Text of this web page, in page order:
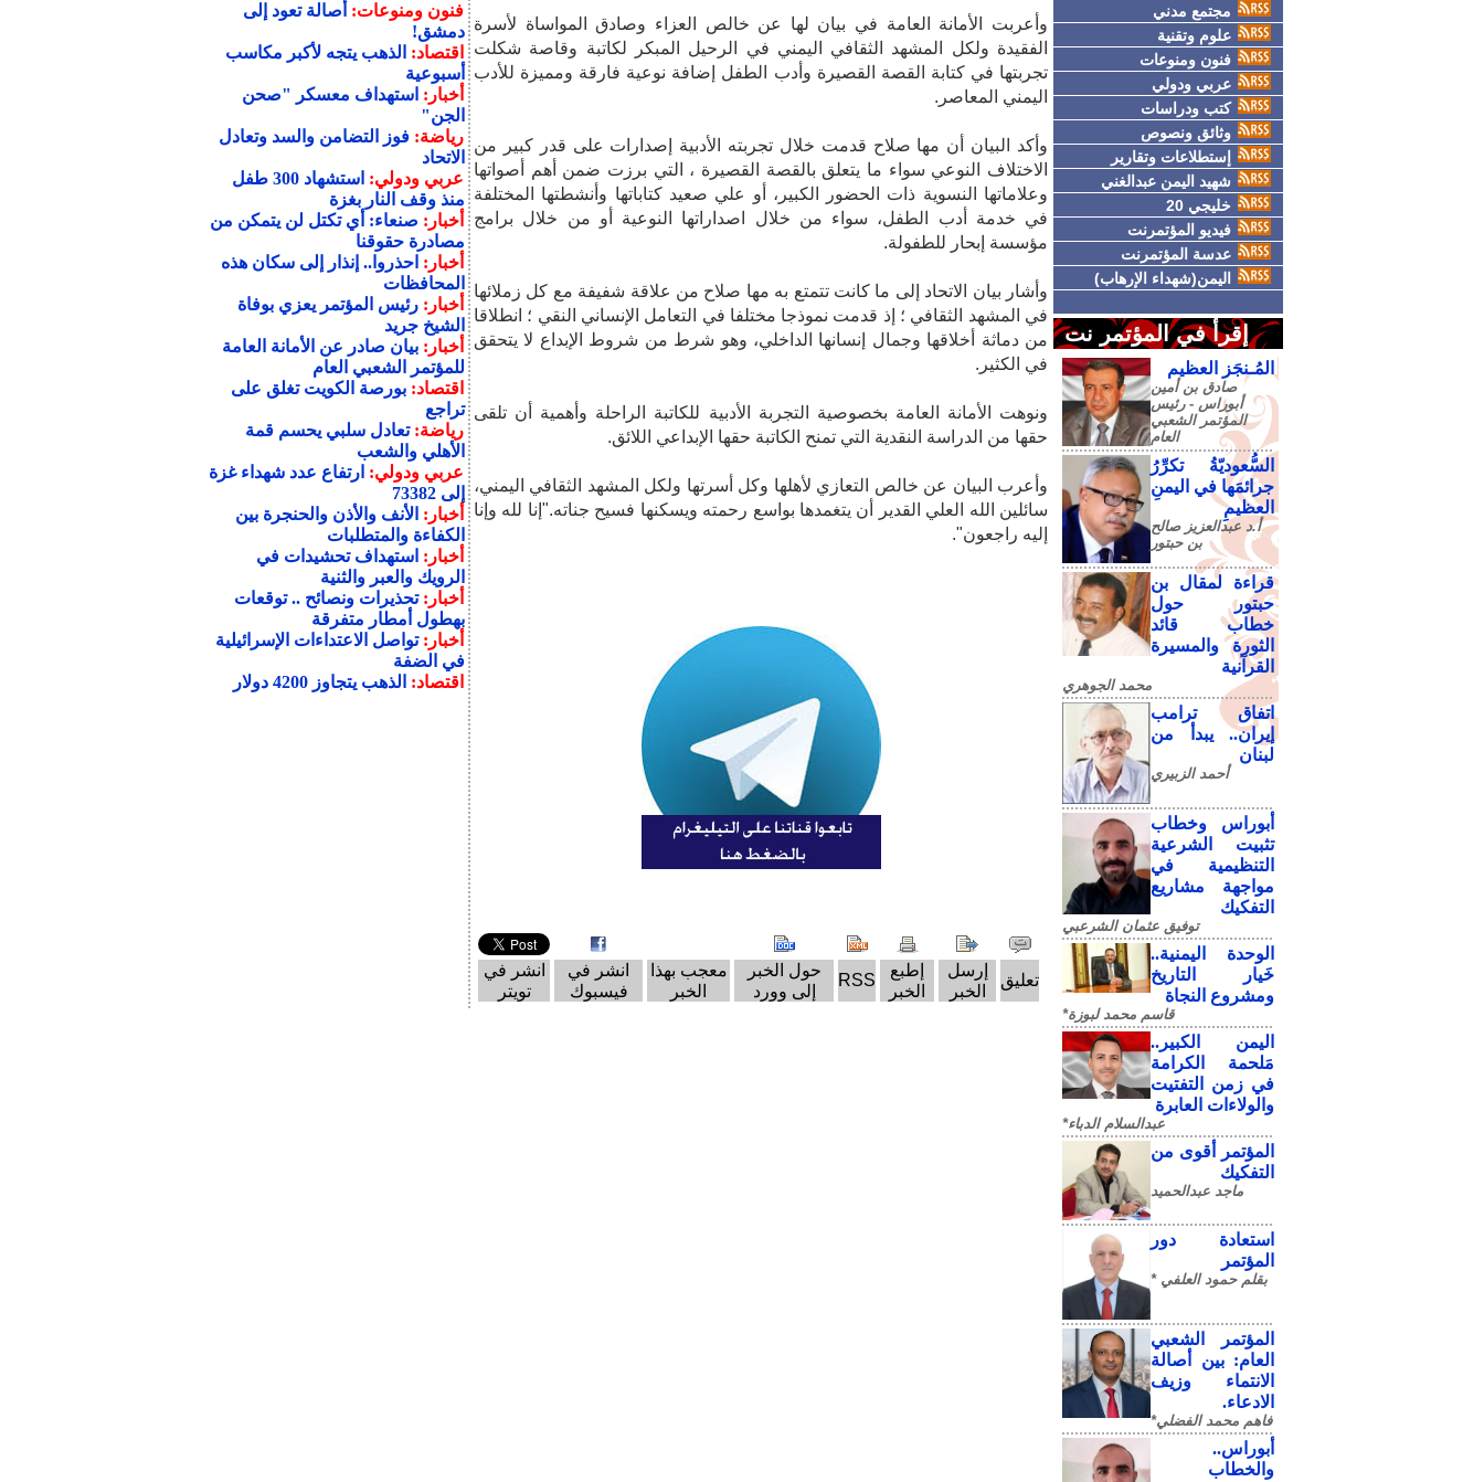
مجتمع مدني
علوم وتقنية
فنون ومنوعات
عربي ودولي
كتب ودراسات
وثائق ونصوص
إستطلاعات وتقارير
شهيد اليمن عبدالغني
خليجي 20
فيديو المؤتمرنت
عدسة المؤتمرنت
اليمن(شهداء الإرهاب)
إقرأ في المؤتمر نت
المُـنجَز العظيم
صادق‮ ‬بن‮ ‬أمين‮
‬أبوراس - رئيس‮
‬المؤتمر‮ ‬الشعبي‮
‬العام
السُّعوديّةُ تكرِّرُ
جرائمَها في اليمنِ
العظيمِ
أ.د عبدالعزيز صالح
بن حبتور
قراءة لمقال بن
حبتور حول
خطاب قائد
الثورة والمسيرة
القرآنية
محمد الجوهري
اتفاق ترامب
إيران.. يبدأ من
لبنان
أحمد الزبيري
أبوراس وخطاب
تثبيت الشرعية
التنظيمية في
مواجهة مشاريع
التفكيك
توفيق عثمان الشرعبي
الوحدة اليمنية..
خَيار التاريخ
ومشروع النجاة
قاسم محمد لبوزة*
​اليمن الكبير..
مَلحمة الكرامة
في زمن التفتيت
والولاءات العابرة
عبدالسلام الدباء*
المؤتمر أقوى من
التفكيك
ماجد عبدالحميد
استعادة دور
المؤتمر
بقلم حمود العلفي *
المؤتمر الشعبي
العام: بين أصالة
الانتماء وزيف
الادعاء.
فاهم محمد الفضلي*
أبوراس..
والخطاب
وأعربت الأمانة العامة في بيان لها عن خالص العزاء وصادق المواساة لأسرة
الفقيدة ولكل المشهد الثقافي اليمني في الرحيل المبكر لكاتبة وقاصة شكلت
تجربتها في كتابة القصة القصيرة وأدب الطفل إضافة نوعية فارقة ومميزة للأدب
اليمني المعاصر.
وأكد البيان أن مها صلاح قدمت خلال تجربته الأدبية إصدارات على قدر كبير من
الاختلاف النوعي سواء ما يتعلق بالقصة القصيرة ، التي برزت ضمن أهم أصواتها
وعلاماتها النسوية ذات الحضور الكبير، أو علي صعيد كتاباتها وأنشطتها المختلفة
في خدمة أدب الطفل، سواء من خلال اصداراتها النوعية أو من خلال برامج
مؤسسة إبحار للطفولة.
وأشار بيان الاتحاد إلى ما كانت تتمتع به مها صلاح من علاقة شفيفة مع كل زملائها
في المشهد الثقافي ؛ إذ قدمت نموذجا مختلفا في التعامل الإنساني النقي ؛ انطلاقا
من دماثة أخلاقها وجمال إنسانها الداخلي، وهو شرط من شروط الإبداع لا يتحقق
في الكثير.
ونوهت الأمانة العامة بخصوصية التجربة الأدبية للكاتبة الراحلة وأهمية أن تلقى
حقها من الدراسة النقدية التي تمنح الكاتبة حقها الإبداعي اللائق.
وأعرب البيان عن خالص التعازي لأهلها وكل أسرتها ولكل المشهد الثقافي اليمني،
سائلين الله العلي القدير أن يتغمدها بواسع رحمته ويسكنها فسيح جناته."إنا لله وإنا
إليه راجعون".
تعليق
إرسل
الخبر
إطبع
الخبر
RSS
حول الخبر
إلى وورد
معجب بهذا
الخبر
انشر في
فيسبوك
انشر في
تويتر
فنون ومنوعات: أصالة تعود إلى
دمشق!
اقتصاد: الذهب يتجه لأكبر مكاسب
أسبوعية
أخبار: استهداف معسكر "صحن
الجن"
رياضة:فوز التضامن والسد وتعادل
الاتحاد
عربي ودولي:
استشهاد 300 طفل
منذ وقف النار بغزة
أخبار: صنعاء: أي تكتل لن يتمكن من
مصادرة حقوقنا
أخبار: احذروا.. إنذار إلى سكان هذه
المحافظات
أخبار:رئيس المؤتمر يعزي بوفاة
الشيخ جريد
أخبار:بيان صادر عن الأمانة العامة
للمؤتمر الشعبي العام
اقتصاد:بورصة الكويت تغلق على
تراجع
رياضة:تعادل سلبي يحسم قمة
الأهلي والشعب
عربي ودولي: ارتفاع عدد شهداء غزة
إلى 73382
أخبار: الأنف والأذن والحنجرة بين
الكفاءة والمتطلبات
أخبار: استهداف تحشيدات في
الرويك والعبر والثنية
أخبار:تحذيرات ونصائح .. توقعات
بهطول أمطار متفرقة
أخبار:تواصل الاعتداءات الإسرائيلية
في الضفة
اقتصاد: الذهب يتجاوز 4200 دولار